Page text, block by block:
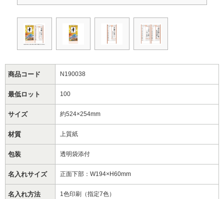
商品コード N190038
最低ロット 100
サイズ 約524×254mm
材質 上質紙
包装 透明袋添付
名入れサイズ 正面下部：W194×H60mm
名入れ方法 1色印刷（指定7色）